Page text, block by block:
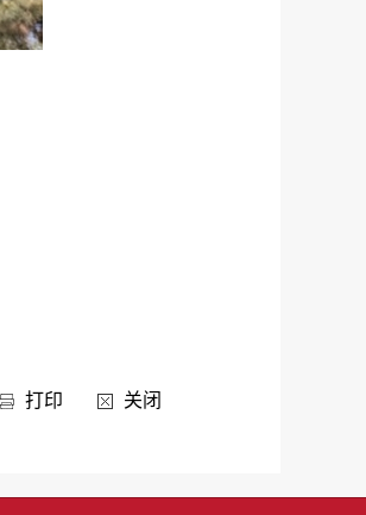
打印 关闭